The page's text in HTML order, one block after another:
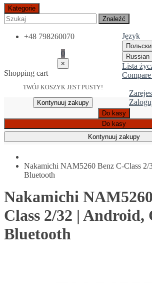
Kategorie
Znaleźć
Język
Russian
Lista
Compare
+48 798260070
0
×
Shopping cart
TWÓJ KOSZYK JEST PUSTY!
Kontynuuj zakupy
Do kasy
Do kasy
Kontynuuj zakupy
Nakamichi NAM5260 Benz C-Class 2/
Bluetooth
Nakamichi
Class 2/32 | Android,
Bluetooth